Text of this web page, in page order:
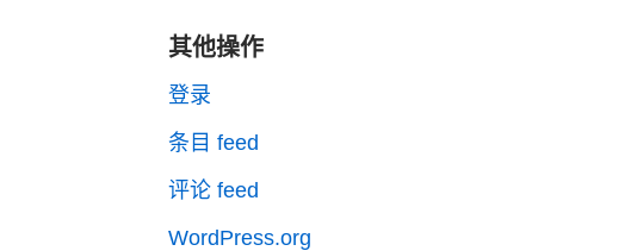
其他操作
登录
条目 feed
评论 feed
WordPress.org